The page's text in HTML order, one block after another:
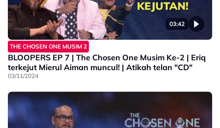
03:42
THE CHOSEN ONE MUSIM 2
BLOOPERS EP 7 | The Chosen One Musim Ke-2 | Eriq
terkejut Mierul Aiman muncul! | Atikah telan "CD"
03/11/2024